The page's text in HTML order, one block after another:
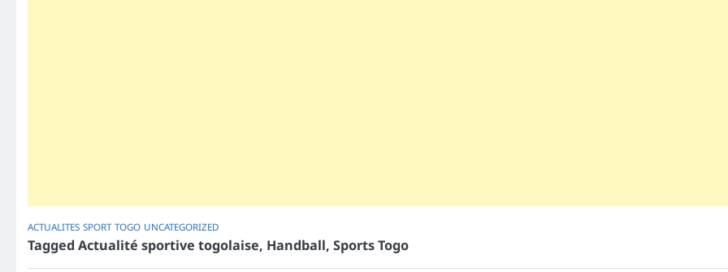
ACTUALITES SPORT TOGO UNCATEGORIZED
Tagged Actualité sportive togolaise, Handball, Sports Togo